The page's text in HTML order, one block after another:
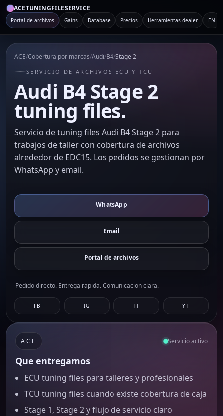
ACETUNINGFILESERVICE
Portal de archivos Gains Database Precios Herramientas dealer EN
ACE/Cobertura por marcas/Audi/B4/Stage 2
SERVICIO DE ARCHIVOS ECU Y TCU
Audi B4 Stage 2
tuning files.
Servicio de tuning files Audi B4 Stage 2 para
trabajos de taller con cobertura de archivos
alrededor de EDC15. Los pedidos se gestionan por
WhatsApp y email.
WhatsApp
Email
Portal de archivos
Pedido directo. Entrega rapida. Comunicacion clara.
FB IG TT YT
ACE Servicio activo
Que entregamos
ECU tuning files para talleres y profesionales
TCU tuning files cuando existe cobertura de caja
Stage 1, Stage 2 y flujo de servicio claro